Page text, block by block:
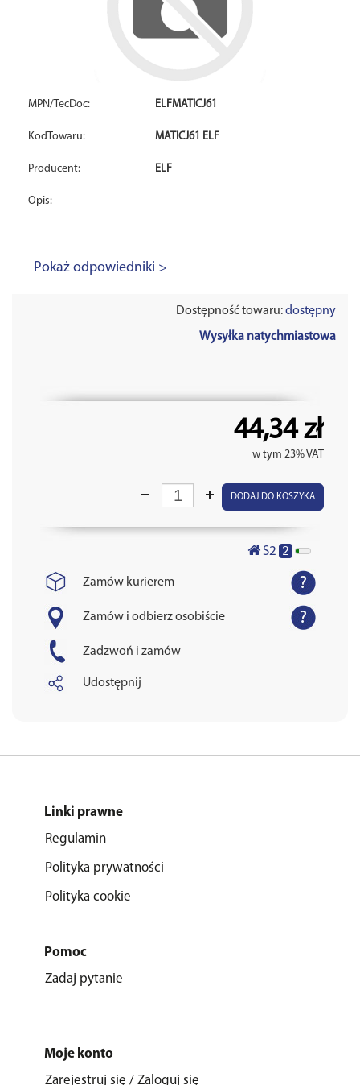
MPN/TecDoc: ELFMATICJ61
KodTowaru: MATICJ61 ELF
Producent: ELF
Opis:
Pokaż odpowiedniki >
Dostępność towaru:dostępny
Wysyłka natychmiastowa
44,34 zł
w tym 23% VAT
DODAJ DO KOSZYKA
S2 2
Zamów kurierem
Zamów i odbierz osobiście
Zadzwoń i zamów
Udostępnij
Linki prawne
Regulamin
Polityka prywatności
Polityka cookie
Pomoc
Zadaj pytanie
Moje konto
Zarejestruj się / Zaloguj się